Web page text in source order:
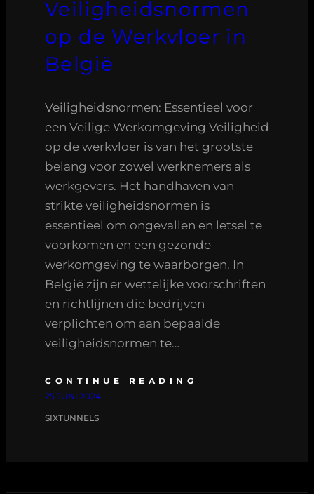
Veiligheidsnormen
op de Werkvloer in
België
Veiligheidsnormen: Essentieel voor
een Veilige Werkomgeving Veiligheid
op de werkvloer is van het grootste
belang voor zowel werknemers als
werkgevers. Het handhaven van
strikte veiligheidsnormen is
essentieel om ongevallen en letsel te
voorkomen en een gezonde
werkomgeving te waarborgen. In
België zijn er wettelijke voorschriften
en richtlijnen die bedrijven
verplichten om aan bepaalde
veiligheidsnormen te…
CONTINUE READING
25 JUNI 2024
SIXTUNNELS